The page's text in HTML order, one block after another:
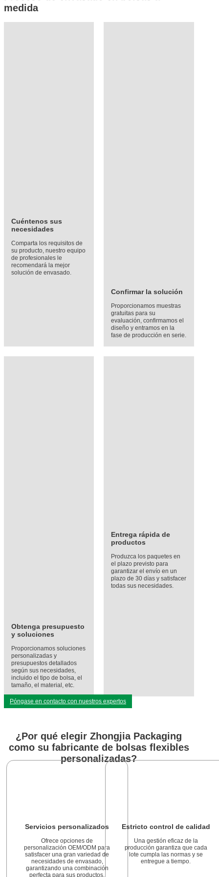
medida
Cuéntenos sus
necesidades
Comparta los requisitos de
su producto, nuestro equipo
de profesionales le
recomendará la mejor
solución de envasado.
Confirmar la solución
Proporcionamos muestras
gratuitas para su
evaluación, confirmamos el
diseño y entramos en la
fase de producción en serie.
Obtenga presupuesto
y soluciones
Proporcionamos soluciones
personalizadas y
presupuestos detallados
según sus necesidades,
incluido el tipo de bolsa, el
tamaño, el material, etc.
Entrega rápida de
productos
Produzca los paquetes en
el plazo previsto para
garantizar el envío en un
plazo de 30 días y satisfacer
todas sus necesidades.
Póngase en contacto con nuestros expertos
¿Por qué elegir Zhongjia Packaging
como su fabricante de bolsas flexibles
personalizadas?
Servicios personalizados
Ofrece opciones de
personalización OEM/ODM para
satisfacer una gran variedad de
necesidades de envasado,
garantizando una combinación
perfecta para sus productos.
Estricto control de calidad
Una gestión eficaz de la
producción garantiza que cada
lote cumpla las normas y se
entregue a tiempo.